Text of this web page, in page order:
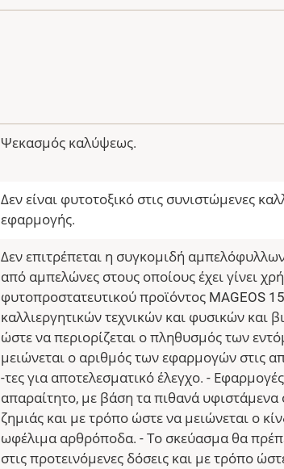
Ψεκασμός καλύψεως.
Δεν είναι φυτοτοξικό στις συνιστώμενες
εφαρμογής.
Δεν επιτρέπεται η συγκομιδή
από αμπελώνες στους οποίους έχει γίνει
φυτοπροστατευτικού προϊόντος MAGEOS
καλλιεργητικών τεχνικών και φυσικών και
ώστε να περιορίζεται ο πληθυσμός των
μειώνεται ο αριθμός των εφαρμογών στις
-τες για αποτελεσματικό έλεγχο. -
απαραίτητο, με βάση τα πιθανά υφιστάμενα
ζημιάς και με τρόπο ώστε να μειώνεται ο
ωφέλιμα αρθρόποδα. - Το σκεύασμα θα
στις προτεινόμενες δόσεις και με τρόπο